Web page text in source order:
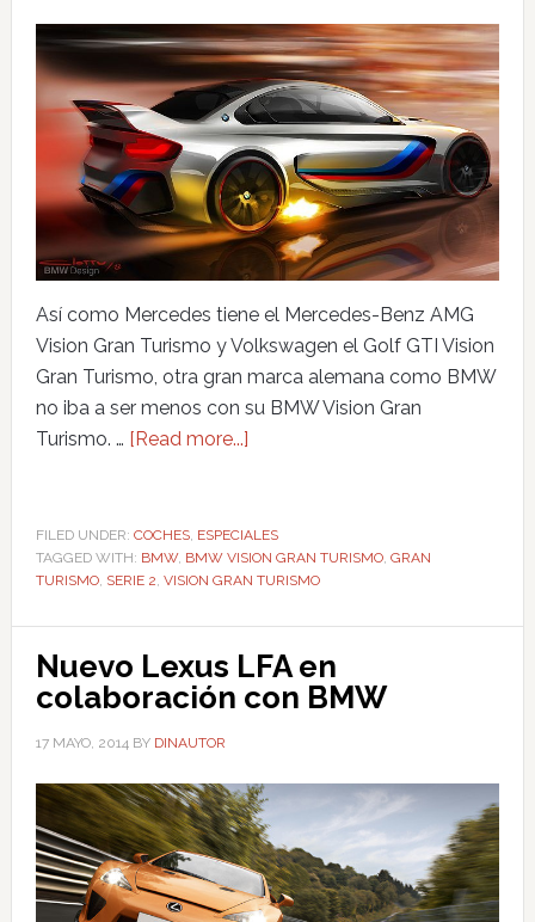
Así como Mercedes tiene el Mercedes-Benz AMG
Vision Gran Turismo y Volkswagen el Golf GTI Vision
Gran Turismo, otra gran marca alemana como BMW
no iba a ser menos con su BMW Vision Gran
Turismo. … [Read more...]
FILED UNDER: COCHES, ESPECIALES
TAGGED WITH: BMW, BMW VISION GRAN TURISMO, GRAN
TURISMO, SERIE 2, VISION GRAN TURISMO
Nuevo Lexus LFA en
colaboración con BMW
17 MAYO, 2014BY DINAUTOR